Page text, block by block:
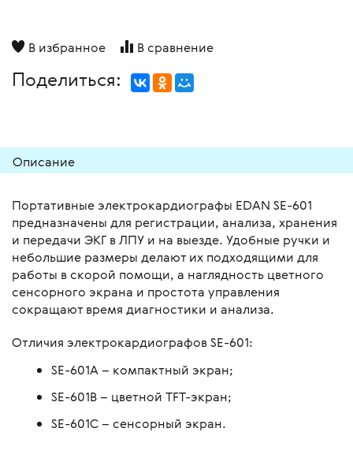
В избранное В сравнение
Поделиться:
Описание
Портативные электрокардиографы EDAN SE-601
предназначены для регистрации, анализа, хранения
и передачи ЭКГ в ЛПУ и на выезде. Удобные ручки и
небольшие размеры делают их подходящими для
работы в скорой помощи, а наглядность цветного
сенсорного экрана и простота управления
сокращают время диагностики и анализа.
Отличия электрокардиографов SE-601:
SE-601A – компактный экран;
SE-601B – цветной TFT-экран;
SE-601C – сенсорный экран.